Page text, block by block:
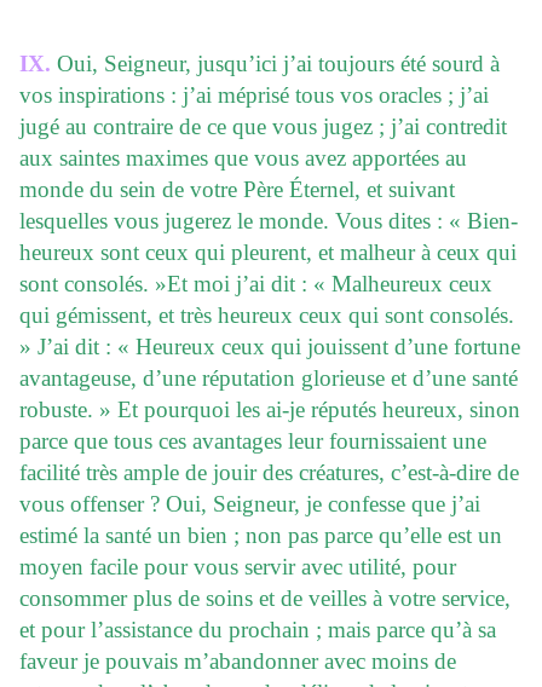
IX. Oui, Seigneur, jusqu’ici j’ai toujours été sourd à
vos inspirations : j’ai méprisé tous vos oracles ; j’ai
jugé au contraire de ce que vous jugez ; j’ai contredit
aux saintes maximes que vous avez apportées au
monde du sein de votre Père Éternel, et suivant
lesquelles vous jugerez le monde. Vous dites : « Bien-
heureux sont ceux qui pleurent, et malheur à ceux qui
sont consolés. »Et moi j’ai dit : « Malheureux ceux
qui gémissent, et très heureux ceux qui sont consolés.
» J’ai dit : « Heureux ceux qui jouissent d’une fortune
avantageuse, d’une réputation glorieuse et d’une santé
robuste. » Et pourquoi les ai-je réputés heureux, sinon
parce que tous ces avantages leur fournissaient une
facilité très ample de jouir des créatures, c’est-à-dire de
vous offenser ? Oui, Seigneur, je confesse que j’ai
estimé la santé un bien ; non pas parce qu’elle est un
moyen facile pour vous servir avec utilité, pour
consommer plus de soins et de veilles à votre service,
et pour l’assistance du prochain ; mais parce qu’à sa
faveur je pouvais m’abandonner avec moins de